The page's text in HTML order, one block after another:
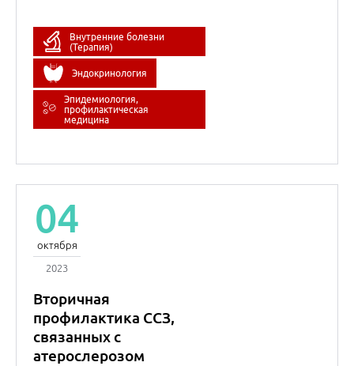
Внутренние болезни
(Терапия)
Эндокринология
Эпидемиология,
профилактическая
медицина
04
октября
2023
Вторичная
профилактика ССЗ,
связанных с
атерослерозом